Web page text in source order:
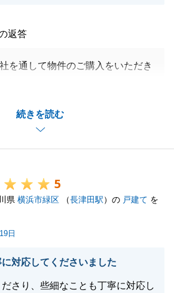
続きを読む
返答
を通して物件のご購入をいただき
しい中でも迅速にご対応くださった
います。
り事や周囲の方で不動産関連でお
と幸いでございます。
しくお願いいたします。
5
県 横浜市緑区 （長津田駅）の 戸建て を
日
対応してくださいました
さり、些細なことも丁寧に対応し